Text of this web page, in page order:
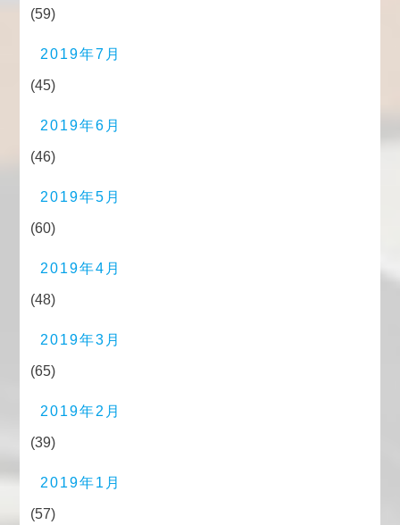
(59)
2019年7月
(45)
2019年6月
(46)
2019年5月
(60)
2019年4月
(48)
2019年3月
(65)
2019年2月
(39)
2019年1月
(57)